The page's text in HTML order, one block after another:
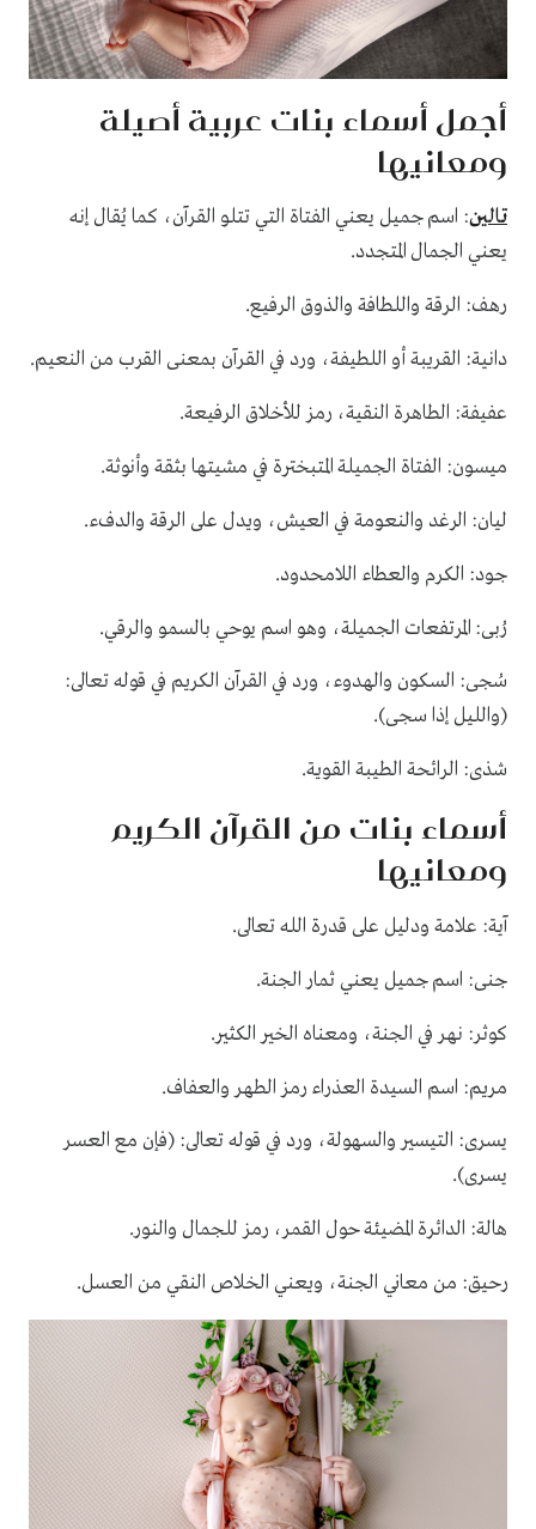
أجمل أسماء بنات عربية أصيلة
ومعانيها
تالين: اسم جميل يعني الفتاة التي تتلو القرآن، كما يُقال إنه
يعني الجمال المتجدد.
رهف: الرقة واللطافة والذوق الرفيع.
دانية: القريبة أو اللطيفة، ورد في القرآن بمعنى القرب من النعيم.
عفيفة: الطاهرة النقية، رمز للأخلاق الرفيعة.
ميسون: الفتاة الجميلة المتبخترة في مشيتها بثقة وأنوثة.
ليان: الرغد والنعومة في العيش، ويدل على الرقة والدفء.
جود: الكرم والعطاء اللامحدود.
رُبى: المرتفعات الجميلة، وهو اسم يوحي بالسمو والرقي.
سُجى: السكون والهدوء، ورد في القرآن الكريم في قوله تعالى:
(والليل إذا سجى).
شذى: الرائحة الطيبة القوية.
أسماء بنات من القرآن الكريم
ومعانيها
آية: علامة ودليل على قدرة الله تعالى.
جنى: اسم جميل يعني ثمار الجنة.
كوثر: نهر في الجنة، ومعناه الخير الكثير.
مريم: اسم السيدة العذراء رمز الطهر والعفاف.
يسرى: التيسير والسهولة، ورد في قوله تعالى: (فإن مع العسر
يسرى).
هالة: الدائرة المضيئة حول القمر، رمز للجمال والنور.
رحيق: من معاني الجنة، ويعني الخلاص النقي من العسل.